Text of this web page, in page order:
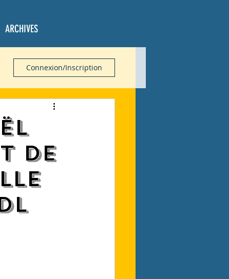
ARCHIVES
Connexion/Inscription
de